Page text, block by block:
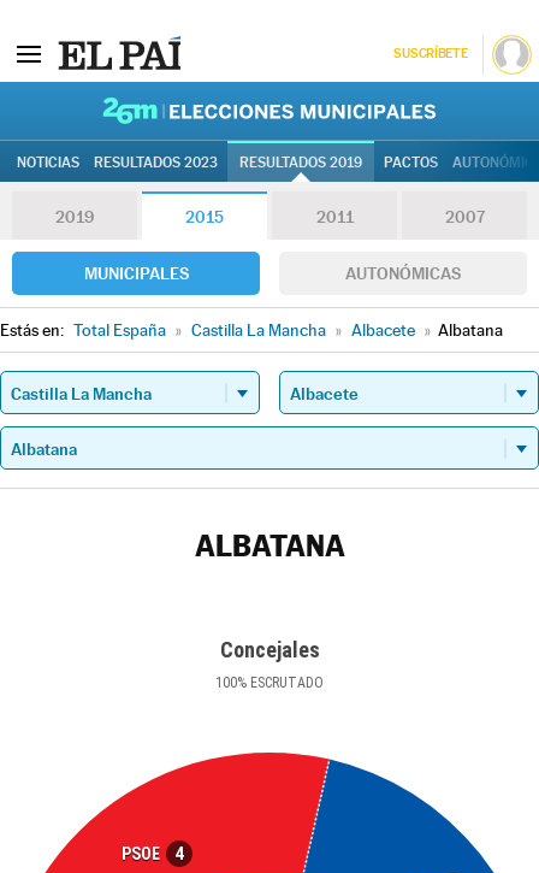
SUSCRÍBETE
NOTICIAS RESULTADOS 2023 RESULTADOS 2019 PACTOS
2019 2015 2011 2007
MUNICIPALES AUTONÓMICAS
Estás en: Total España » Castilla La Mancha » Albacete » Albatana
ALBATANA
Concejales
100% ESCRUTADO
PSOE 4